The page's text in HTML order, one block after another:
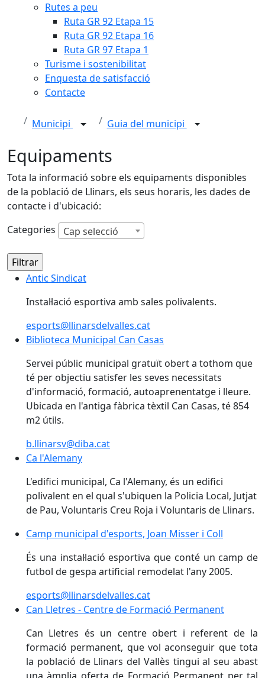
Rutes a peu
Ruta GR 92 Etapa 15
Ruta GR 92 Etapa 16
Ruta GR 97 Etapa 1
Turisme i sostenibilitat
Enquesta de satisfacció
Contacte
Municipi Guia del municipi
Equipaments
Tota la informació sobre els equipaments disponibles
de la població de Llinars, els seus horaris, les dades de
contacte i d'ubicació:
Categories
Cap selecció
Antic Sindicat
Instal·lació esportiva amb sales polivalents.
esports@llinarsdelvalles.cat
Biblioteca Municipal Can Casas
Biblioteca Municipal Can Casas
Servei públic municipal gratuït obert a tothom que
té per objectiu satisfer les seves necessitats
d'informació, formació, autoaprenentatge i lleure.
Ubicada en l'antiga fàbrica tèxtil Can Casas, té 854
m2 útils.
b.llinarsv@diba.cat
Ca l'Alemany
Ca l'Alemany
L'edifici municipal, Ca l'Alemany, és un edifici
polivalent en el qual s'ubiquen la Policia Local, Jutjat
de Pau, Voluntaris Creu Roja i Voluntaris de Llinars.
Camp municipal d'esports, Joan Misser i Coll
Camp municipal d'esports, Joan Misser i Coll
És una instal·lació esportiva que conté un camp de
futbol de gespa artificial remodelat l'any 2005.
esports@llinarsdelvalles.cat
Can Lletres - Centre de Formació Permanent
Can Lletres - Centre de Formació Permanent
Can Lletres és un centre obert i referent de la
formació permanent, que vol aconseguir que tota
la població de Llinars del Vallès tingui al seu abast